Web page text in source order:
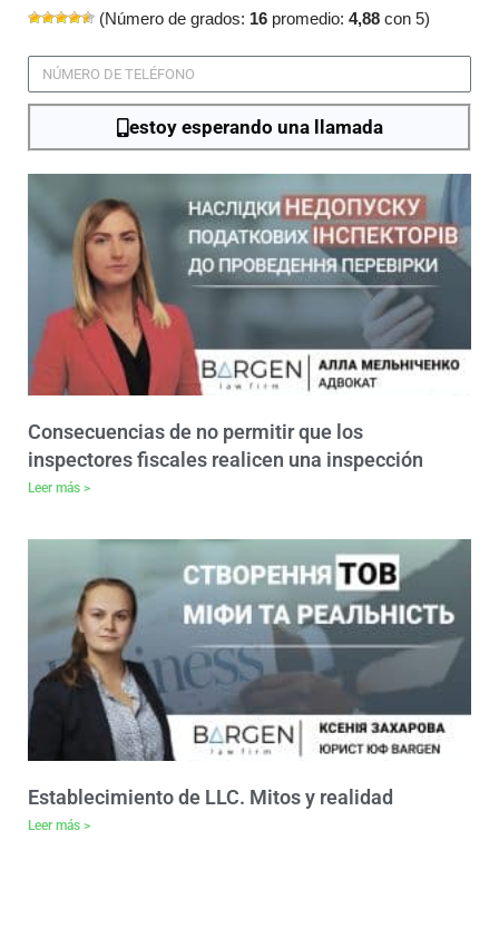
(Número de grados: 16 promedio: 4,88 con 5)
estoy esperando una llamada
Consecuencias de no permitir que los
inspectores fiscales realicen una inspección
Leer más >
Establecimiento de LLC. Mitos y realidad
Leer más >